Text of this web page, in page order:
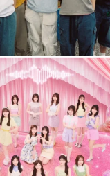
musicjapantv
💡8月特番放送決定！
...
8月 4
2 0